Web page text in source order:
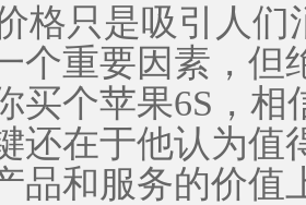
格只是吸引人们
个重要因素，但
买个苹果6S，
还在于他认为值
品和服务的价值